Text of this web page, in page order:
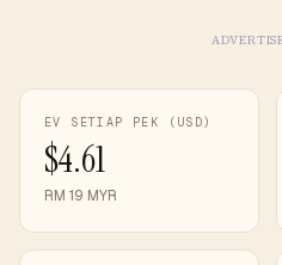
EV SETIAP PEK (USD)
$4.61
RM 19 MYR